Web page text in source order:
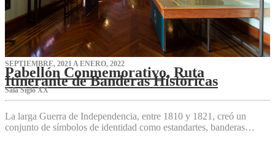
SEPTIEMBRE, 2021 A ENERO, 2022
Pabellón Conmemorativo, Ruta
Itinerante de Banderas Históricas
Sala Siglo XX
La larga Guerra de Independencia, entre 1810 y 1821, creó un
conjunto de símbolos de identidad como estandartes, banderas…